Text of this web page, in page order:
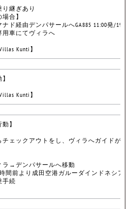
継ぎあり
合】
ド経由デンパサールへGA885 11:00発/19:20
用車にてヴィラへ
Kunti】
Kunti】
】
チェックアウトをし、ヴィラへガイドがお
ラ→デンパサールへ移動
間前より成田空港ガルーダインドネシアカ
手続